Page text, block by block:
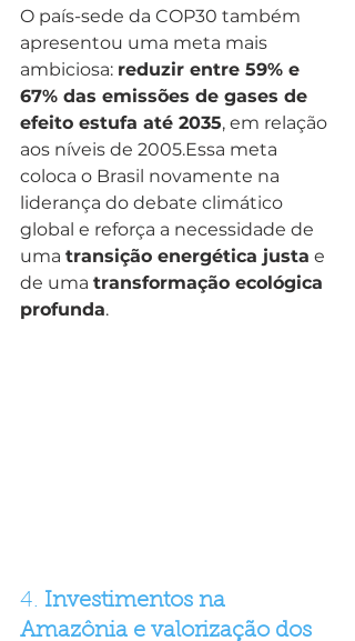
O país-sede da COP30 também
apresentou uma meta mais
ambiciosa: reduzir entre 59% e
67% das emissões de gases de
efeito estufa até 2035, em relação
aos níveis de 2005.Essa meta
coloca o Brasil novamente na
liderança do debate climático
global e reforça a necessidade de
uma transição energética justa e
de uma transformação ecológica
profunda.
4. Investimentos na
Amazônia e valorização dos